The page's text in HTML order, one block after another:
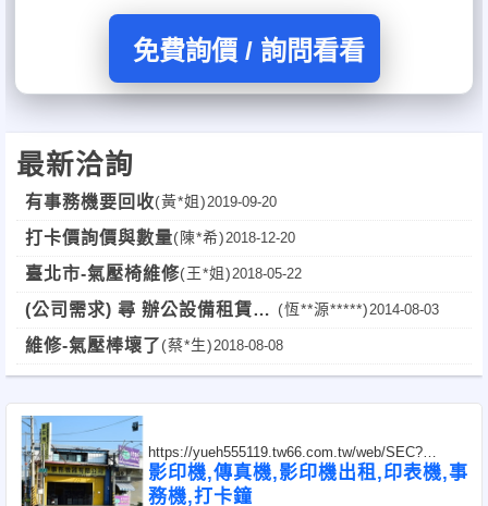
免費詢價 / 詢問看看
最新洽詢
有事務機要回收(黃*姐)2019-09-20
打卡價詢價與數量(陳*希)2018-12-20
臺北市-氣壓椅維修(王*姐)2018-05-22
(公司需求) 尋 辦公設備租賃
(桃竹苗)
(恆**源*****)2014-08-03
維修-氣壓棒壞了(蔡*生)2018-08-08
https://yueh555119.tw66.com.tw/web/SEC?
postId=1315021
影印機,傳真機,影印機出租,印表機,事
務機,打卡鐘